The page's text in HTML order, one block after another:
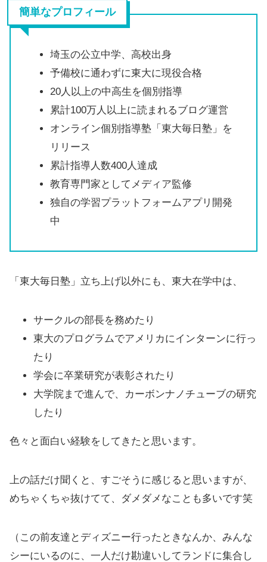
簡単なプロフィール
埼玉の公立中学、高校出身
予備校に通わずに東大に現役合格
20人以上の中高生を個別指導
累計100万人以上に読まれるブログ運営
オンライン個別指導塾「東大毎日塾」を
リリース
累計指導人数400人達成
教育専門家としてメディア監修
独自の学習プラットフォームアプリ開発
中
「東大毎日塾」立ち上げ以外にも、東大在学中は、
サークルの部長を務めたり
東大のプログラムでアメリカにインターンに行っ
たり
学会に卒業研究が表彰されたり
大学院まで進んで、カーボンナノチューブの研究
したり
色々と面白い経験をしてきたと思います。
上の話だけ聞くと、すごそうに感じると思いますが、
めちゃくちゃ抜けてて、ダメダメなことも多いです笑
（この前友達とディズニー行ったときなんか、みんな
シーにいるのに、一人だけ勘違いしてランドに集合し